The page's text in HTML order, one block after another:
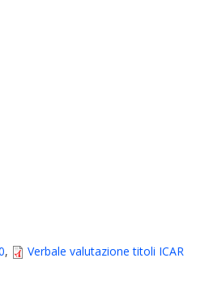
,
Verbale valutazione titoli ICAR